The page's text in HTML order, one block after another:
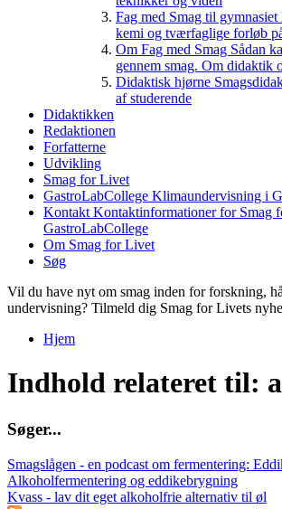
Fag med Smag til gymnasiet
kemi og tværfaglige forløb
Om Fag med Smag Sådan
gennem smag. Om didaktik
Didaktisk hjørne
af studerende
Didaktikken
Redaktionen
Forfatterne
Udvikling
Smag for Livet
GastroLabCollege Klimaundervisning i
Kontakt Kontaktinformationer for Smag
GastroLabCollege
Om Smag for Livet
Søg
Vil du have nyt om smag inden for forskning,
undervisning? Tilmeld dig Smag for Livets
Hjem
Indhold relateret til:
Søger...
Smagslågen - en podcast om fermentering:
Alkoholfermentering og eddikebrygning
Kvass - lav dit eget alkoholfrie alternativ til øl